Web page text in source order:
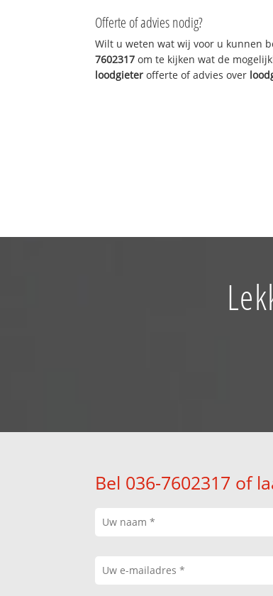
Offerte of advies nodig?
Wilt u weten wat wij voor u kunnen
7602317 om te kijken wat de
loodgieter offerte of advies over
Bel 036-7602317 of